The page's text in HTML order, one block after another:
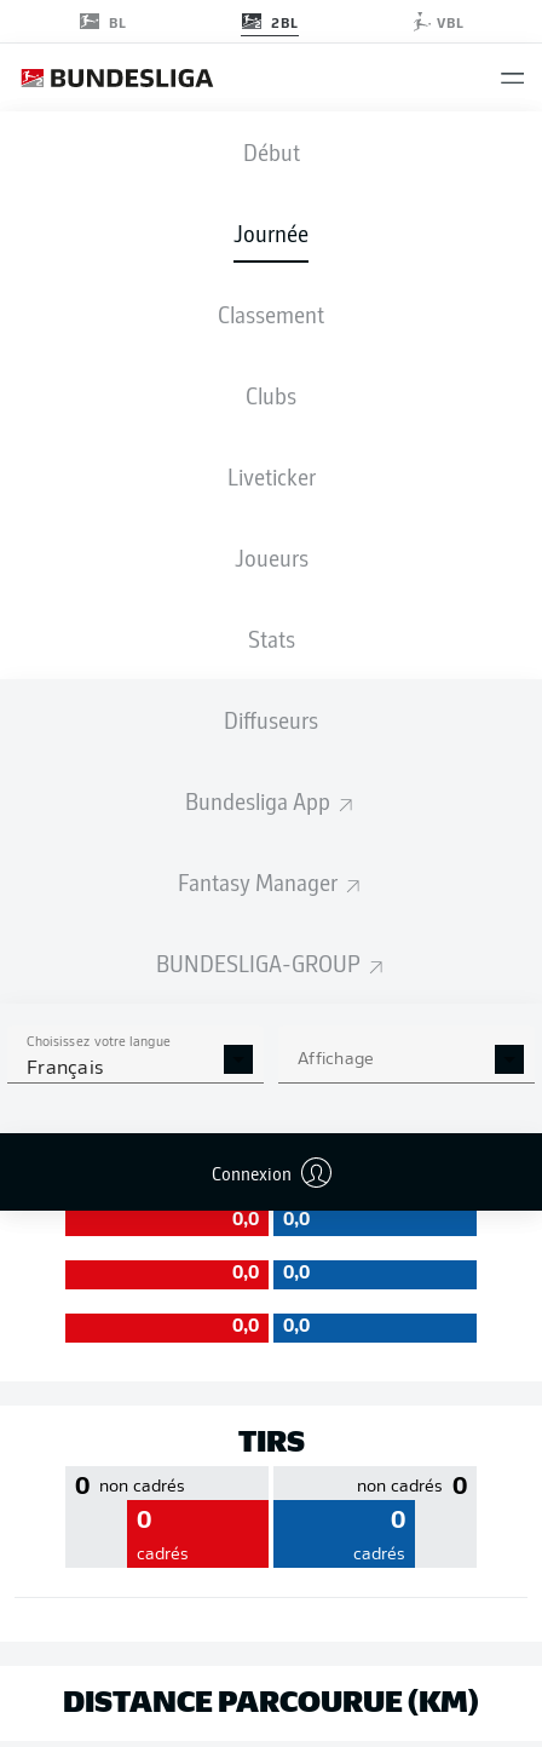
BL 2BL VBL
Début
Journée
Classement
Clubs
Liveticker
Joueurs
Stats
Diffuseurs
Bundesliga App
Fantasy Manager
BUNDESLIGA-GROUP
Choisissez votre langue
Français Affichage
Connexion
FCH - BOC
COMPOSITIONS STATISTIQUES
0
0 % Précision 0 %
EFFICACITÉ DES PASSES
0,0 0,0
0,0 0,0
0,0 0,0
TIRS
0 non cadrés
0
cadrés
0
non cadrés
0
cadrés
DISTANCE PARCOURUE (KM)